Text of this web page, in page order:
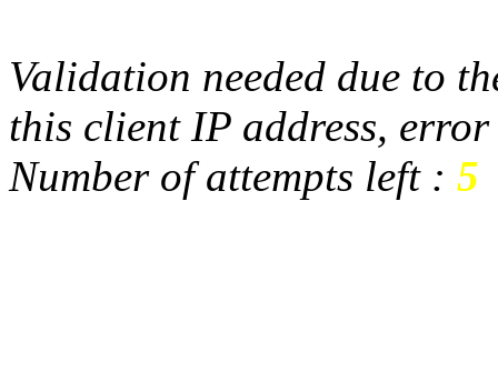
Validation needed due to
this client IP address,
Number of attempts left : 5